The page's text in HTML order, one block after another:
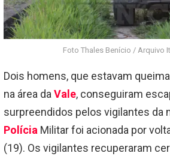
Foto Thales Benício / Arquivo
Dois homens, que estavam
na área daVale, conseguiram
surpreendidos pelos vigilantes da
Polícia Militar foi acionada por
(19). Os vigilantes recuperaram